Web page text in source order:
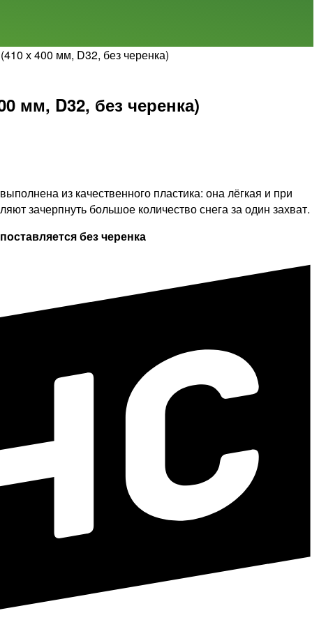
х 400 мм, D32, без черенка)
мм, D32, без черенка)
из качественного пластика: она лёгкая и при
зачерпнуть большое количество снега за один захват.
без черенка